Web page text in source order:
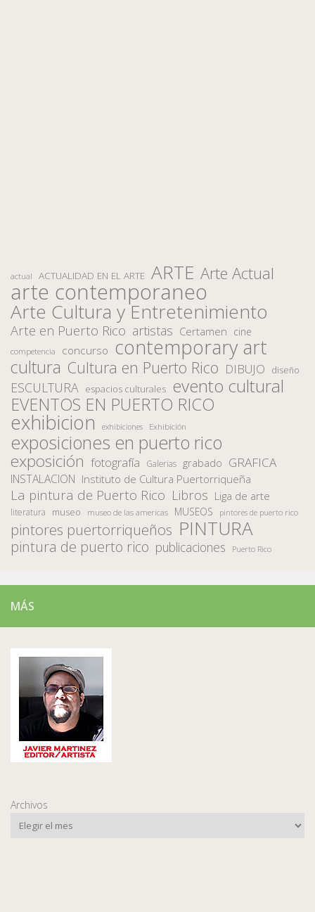
actual ACTUALIDAD EN EL ARTE ARTE Arte Actual
arte contemporaneo
Arte Cultura y Entretenimiento
Arte en Puerto Rico artistas Certamen cine
competencia concurso contemporary art
cultura Cultura en Puerto Rico DIBUJO diseño
ESCULTURA espacios culturales evento cultural
EVENTOS EN PUERTO RICO
exhibicion exhibiciones Exhibición
exposiciones en puerto rico
exposición fotografía Galerias grabado GRAFICA
INSTALACION Instituto de Cultura Puertorriqueña
La pintura de Puerto Rico Libros Liga de arte
literatura museo museo de las americas MUSEOS pintores de puerto rico
pintores puertorriqueños PINTURA
pintura de puerto rico publicaciones Puerto Rico
MÁS
Archivos